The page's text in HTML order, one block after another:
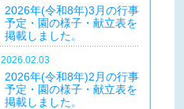
2026年(令和8年)3月の行事
予定・園の様子・献立表を
掲載しました。
2026.02.03
2026年(令和8年)2月の行事
予定・園の様子・献立表を
掲載しました。